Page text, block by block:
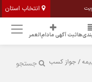
انتخاب استان
ثبت آگهی مادام‌العمر
جستجو
/ جواز کسب